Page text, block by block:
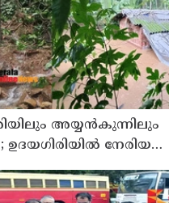
അയ്യൻകുന്നിലും
നേരിയ